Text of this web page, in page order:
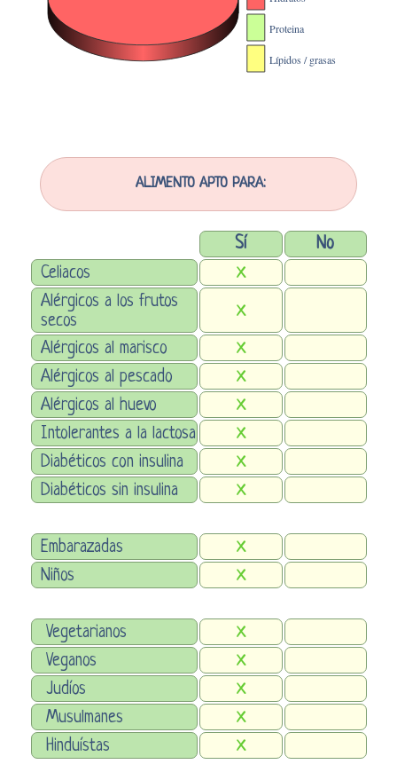
ALIMENTO APTO PARA:
Sí
No
Celiacos
X
Alérgicos a los frutos
secos
X
Alérgicos al marisco X
Alérgicos al pescado X
Alérgicos al huevo X
Intolerantes a la lactosa X
Diabéticos con insulina X
Diabéticos sin insulina X
Embarazadas X
Niños X
Vegetarianos X
Veganos X
Judíos X
Musulmanes X
Hinduístas X